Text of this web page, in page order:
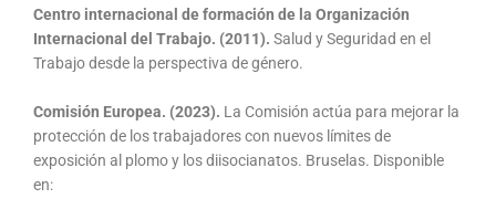
Centro internacional de formación de la Organización
Internacional del Trabajo. (2011). Salud y Seguridad en el
Trabajo desde la perspectiva de género.
Comisión Europea. (2023). La Comisión actúa para mejorar la
protección de los trabajadores con nuevos límites de
exposición al plomo y los diisocianatos. Bruselas. Disponible
en: